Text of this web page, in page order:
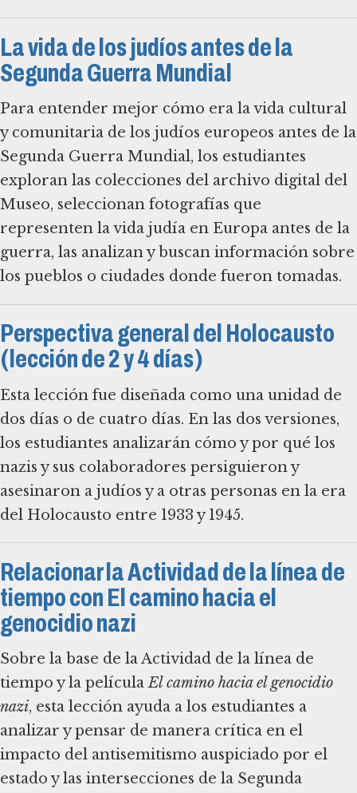
La vida de los judíos antes de la
Segunda Guerra Mundial
Para entender mejor cómo era la vida cultural
y comunitaria de los judíos europeos antes de la
Segunda Guerra Mundial, los estudiantes
exploran las colecciones del archivo digital del
Museo, seleccionan fotografías que
representen la vida judía en Europa antes de la
guerra, las analizan y buscan información sobre
los pueblos o ciudades donde fueron tomadas.
Perspectiva general del Holocausto
(lección de 2 y 4 días)
Esta lección fue diseñada como una unidad de
dos días o de cuatro días. En las dos versiones,
los estudiantes analizarán cómo y por qué los
nazis y sus colaboradores persiguieron y
asesinaron a judíos y a otras personas en la era
del Holocausto entre 1933 y 1945.
Relacionar la Actividad de la línea de
tiempo con El camino hacia el
genocidio nazi
Sobre la base de la Actividad de la línea de
tiempo y la películaEl camino hacia el genocidio
nazi, esta lección ayuda a los estudiantes a
analizar y pensar de manera crítica en el
impacto del antisemitismo auspiciado por el
estado y las intersecciones de la Segunda